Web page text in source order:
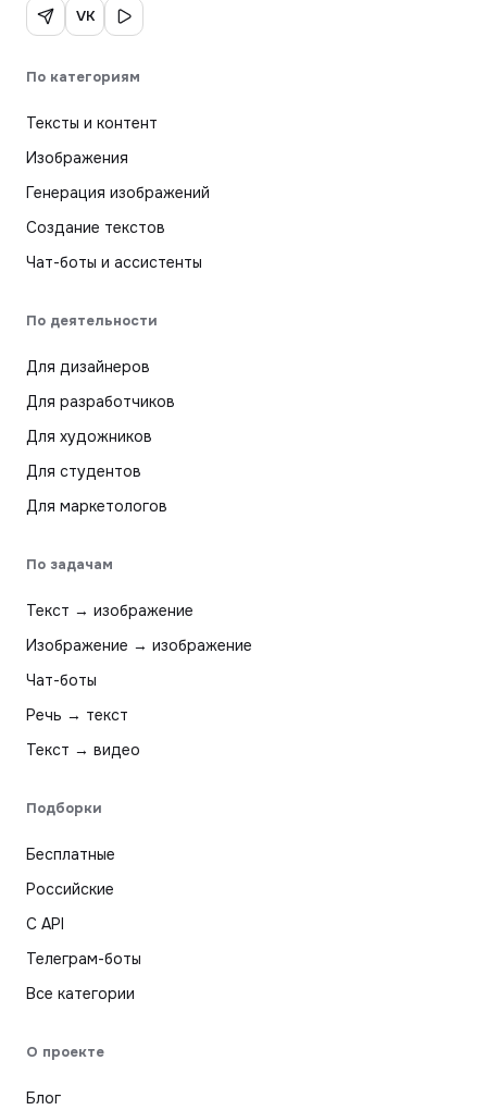
VK
По категориям
Тексты и контент
Изображения
Генерация изображений
Создание текстов
Чат-боты и ассистенты
По деятельности
Для дизайнеров
Для разработчиков
Для художников
Для студентов
Для маркетологов
По задачам
Текст → изображение
Изображение → изображение
Чат-боты
Речь → текст
Текст → видео
Подборки
Бесплатные
Российские
С API
Телеграм-боты
Все категории
О проекте
Блог